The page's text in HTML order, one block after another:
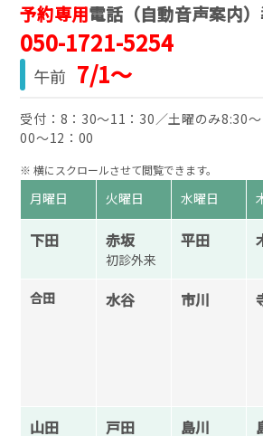
予約専用電話（自動音声案内
050-1721-5254
午前 7/1～
受付：8：30〜11：30／土曜のみ
00〜12：00
月曜日 火曜日 水曜日
下田 赤坂
初診外来
平田
合田 水谷 市川
山田 戸田 島川